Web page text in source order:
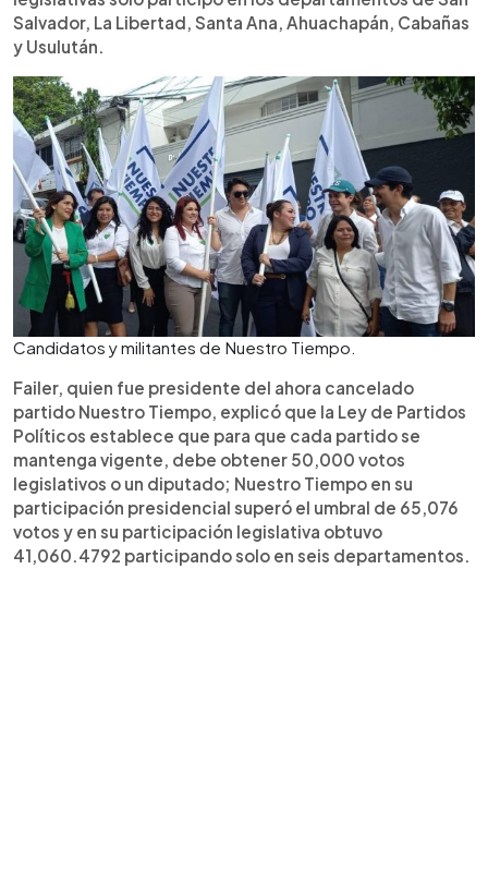
Salvador, La Libertad, Santa Ana, Ahuachapán, Cabañas
y Usulután.
Candidatos y militantes de Nuestro Tiempo.
Failer, quien fue presidente del ahora cancelado
partido Nuestro Tiempo, explicó que la Ley de Partidos
Políticos establece que para que cada partido se
mantenga vigente, debe obtener 50,000 votos
legislativos o un diputado; Nuestro Tiempo en su
participación presidencial superó el umbral de 65,076
votos y en su participación legislativa obtuvo
41,060.4792 participando solo en seis departamentos.